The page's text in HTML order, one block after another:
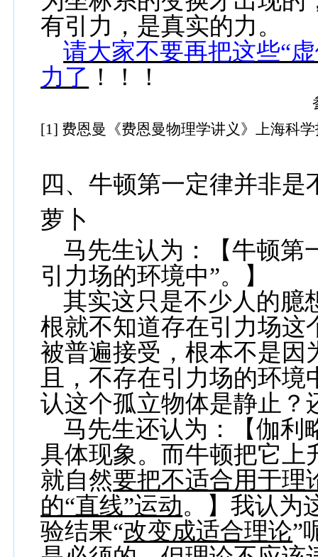
有引力，是真实的力。
请大家不要再把这些“
力了 ！！！
[1] 费恩曼《费恩曼物理学讲义》上海科
四、牛顿第一定律并非
萝卜
马先生认为：【牛顿第
引力场的环境中”。】
其实这只是不少人的臆
根就不知道存在引力场这
被普遍接受，根本不是因
且，不存在引力场的环
认这个孤立物体是静止？
马先生还认为：【伽利
具体现象。而牛顿把它上
就自然要把不适合用于理
的“直线”运动。】我认
验结果“改变成适合理论”